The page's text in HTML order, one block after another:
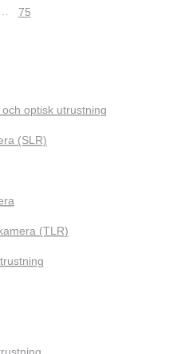
75
optisk utrustning
(SLR)
(TLR)